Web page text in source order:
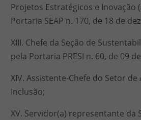
Projetos Estratégicos e Inovação
Portaria SEAP n. 170, de 18 de
XIII. Chefe da Seção de
pela Portaria PRESI n. 60, de 09
XIV. Assistente-Chefe do Setor de
Inclusão;
XV. Servidor(a) representante da